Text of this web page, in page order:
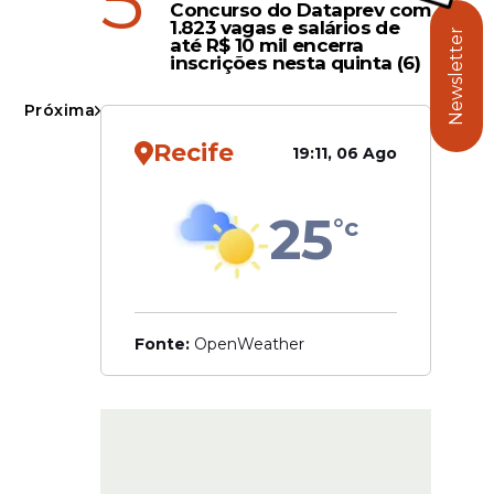
e do
Próxima
Concurso do Dataprev com
1.823 vagas e salários de
até R$ 10 mil encerra
inscrições nesta quinta (6)
Recife 19:11, 06 Ago
25°c
Fonte: OpenWeather
Newsletter